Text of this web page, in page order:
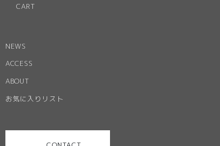
CART
NEWS
ACCESS
ABOUT
お気に入りリスト